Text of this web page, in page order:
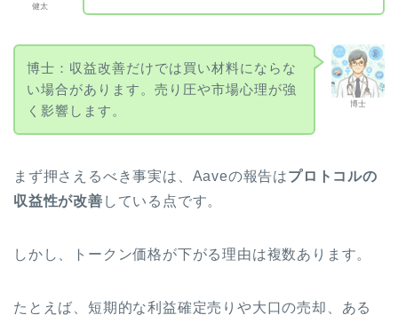
健太
博士
博士：収益改善だけでは買い材料にならな
い場合があります。売り圧や市場心理が強
く影響します。
まず押さえるべき事実は、Aaveの報告はプロトコルの
収益性が改善 している点です。
しかし、トークン価格が下がる理由は複数あります。
たとえば、短期的な利益確定売りや大口の売却、ある